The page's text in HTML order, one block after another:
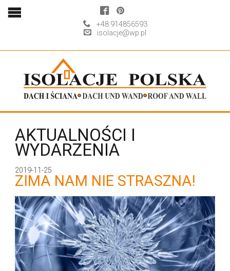
+48.914856593
isolacje@wp.pl
AKTUALNOŚCI I
WYDARZENIA
2019-11-25
ZIMA NAM NIE STRASZNA!